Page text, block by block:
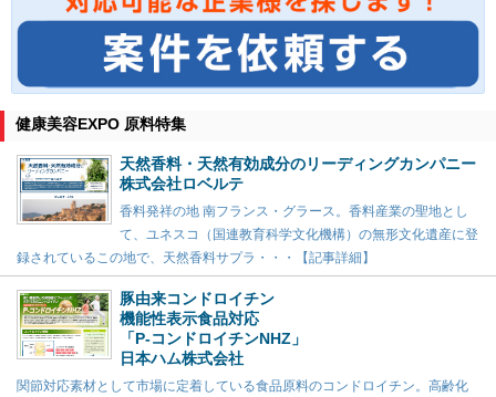
健康美容EXPO 原料特集
天然香料・天然有効成分のリーディングカンパニー
株式会社ロベルテ
香料発祥の地 南フランス・グラース。香料産業の聖地とし
て、ユネスコ（国連教育科学文化機構）の無形文化遺産に登
録されているこの地で、天然香料サプラ・・・【記事詳細】
豚由来コンドロイチン
機能性表示食品対応
「P-コンドロイチンNHZ」
日本ハム株式会社
関節対応素材として市場に定着している食品原料のコンドロイチン。高齢化